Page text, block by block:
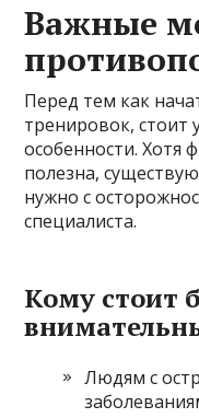
Важные
Перед тем как
тренировок, стоит
особенности. Хотя
полезна,
нужно с
специалиста.
Кому стоит
Людям с